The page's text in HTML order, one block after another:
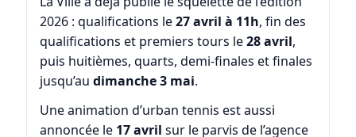
2026 : qualifications le27 avril à 11h, fin des
qualifications et premiers tours le28 avril,
puis huitièmes, quarts, demi-finales et finales
jusqu’au dimanche 3 mai.
Une animation d’urban tennis est aussi
annoncée le 17 avril sur le parvis de l’agence